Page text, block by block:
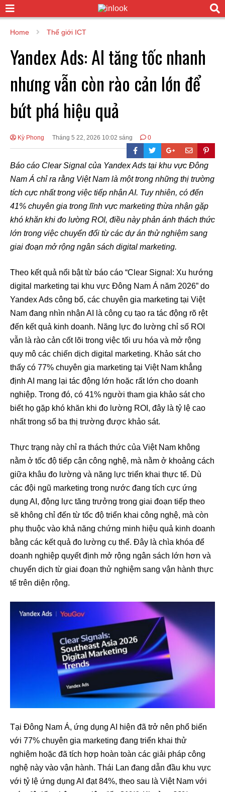
Home Thế giới ICT
Yandex Ads: AI tăng tốc nhanh
nhưng vẫn còn rào cản lớn để
bứt phá hiệu quả
Kỳ Phong Tháng 5 22, 2026 10:02 sáng 0
Báo cáo Clear Signal của Yandex Ads tại khu vực Đông
Nam Á chỉ ra rằng Việt Nam là một trong những thị trường
tích cực nhất trong việc tiếp nhận AI. Tuy nhiên, có đến
41% chuyên gia trong lĩnh vực marketing thừa nhận gặp
khó khăn khi đo lường ROI, điều này phản ánh thách thức
lớn trong việc chuyển đổi từ các dự án thử nghiệm sang
giai đoạn mở rộng ngân sách digital marketing.
Theo kết quả nổi bật từ báo cáo “Clear Signal: Xu hướng
digital marketing tại khu vực Đông Nam Á năm 2026” do
Yandex Ads công bố, các chuyên gia marketing tại Việt
Nam đang nhìn nhận AI là công cụ tạo ra tác động rõ rệt
đến kết quả kinh doanh. Năng lực đo lường chỉ số ROI
vẫn là rào cản cốt lõi trong việc tối ưu hóa và mở rộng
quy mô các chiến dịch digital marketing. Khảo sát cho
thấy có 77% chuyên gia marketing tại Việt Nam khẳng
định AI mang lại tác động lớn hoặc rất lớn cho doanh
nghiệp. Trong đó, có 41% người tham gia khảo sát cho
biết họ gặp khó khăn khi đo lường ROI, đây là tỷ lệ cao
nhất trong số ba thị trường được khảo sát.
Thực trạng này chỉ ra thách thức của Việt Nam không
nằm ở tốc độ tiếp cận công nghệ, mà nằm ở khoảng cách
giữa khâu đo lường và năng lực triển khai thực tế. Dù
các đội ngũ marketing trong nước đang tích cực ứng
dụng AI, động lực tăng trưởng trong giai đoạn tiếp theo
sẽ không chỉ đến từ tốc độ triển khai công nghệ, mà còn
phụ thuộc vào khả năng chứng minh hiệu quả kinh doanh
bằng các kết quả đo lường cụ thể. Đây là chìa khóa để
doanh nghiệp quyết định mở rộng ngân sách lớn hơn và
chuyển dịch từ giai đoạn thử nghiệm sang vận hành thực
tế trên diện rộng.
Tại Đông Nam Á, ứng dụng AI hiện đã trở nên phổ biến
với 77% chuyên gia marketing đang triển khai thử
nghiệm hoặc đã tích hợp hoàn toàn các giải pháp công
nghệ này vào vận hành. Thái Lan đang dẫn đầu khu vực
với tỷ lệ ứng dụng AI đạt 84%, theo sau là Việt Nam với